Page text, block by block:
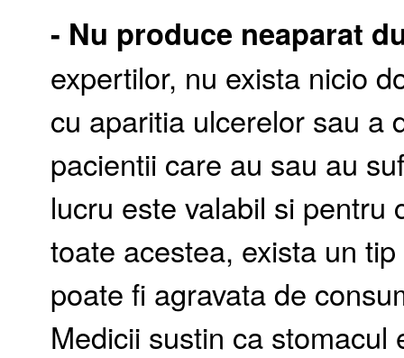
- Nu produce neaparat
expertilor, nu exista nicio
cu aparitia ulcerelor sau a
pacientii care au sau au
lucru este valabil si pentru
toate acestea, exista un
poate fi agravata de
Medicii sustin ca